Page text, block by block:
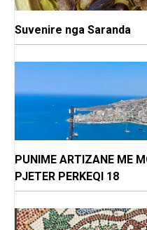
Suvenire nga Saranda
PUNIME ARTIZANE ME
PJETER PERKEQI 18